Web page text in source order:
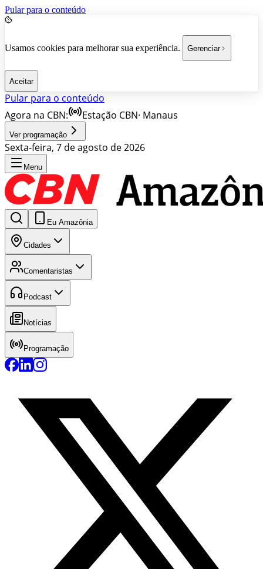
Pular para o conteúdo
Usamos cookies para melhorar sua experiência. Gerenciar
Aceitar
Pular para o conteúdo
Agora na CBN:
Estação CBN· Manaus
Ver programação
Sexta-feira, 7 de agosto de 2026
Menu
Eu Amazônia
Cidades
Comentaristas
Podcast
Notícias
Programação